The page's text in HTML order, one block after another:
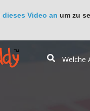
dieses Video an um zu